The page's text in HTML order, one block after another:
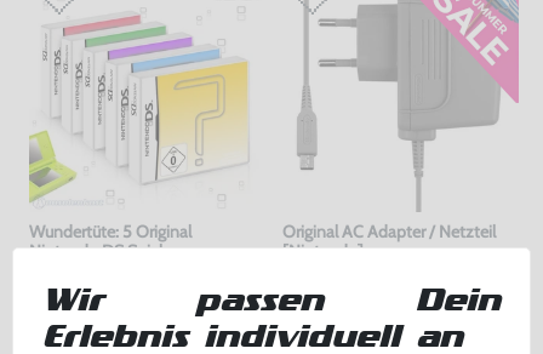
Wundertüte: 5 Original
Nintendo DS Spiele
nur18,99 €
Original AC Adapter / Netzteil
[Nintendo]
-10% 14,99 €
jetzt nur13,49 €
Wir passen Dein
Erlebnis individuell an